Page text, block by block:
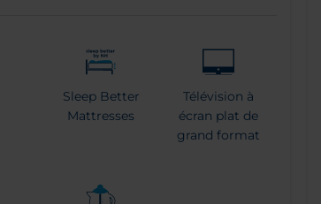
Sleep Better
Mattresses
Télévision à
écran plat de
grand format